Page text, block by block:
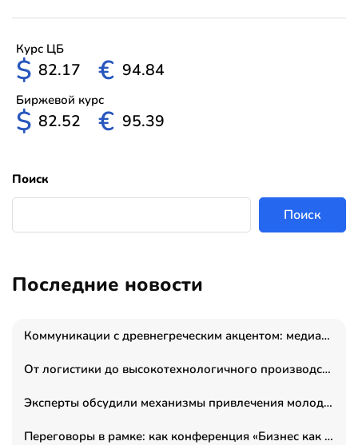
Курс ЦБ
$ 82.17 € 94.84
Биржевой курс
$ 82.52 € 95.39
Поиск
Поиск
Последние новости
Коммуникации с древнегреческим акцентом: медиаменеджер и журналист Владимир Дергачев запустил коммуникационное агентство «Сократ 2.0»
От логистики до высокотехнологичного производства: как основатель “гагаринга” выстраивает экосистему безопасности и гражданских БПЛА
Эксперты обсудили механизмы привлечения молодых специалистов в промышленные города
Переговоры в рамке: как конференция «Бизнес как искусство» переформатирует деловой этикет в стенах ТПП РФ